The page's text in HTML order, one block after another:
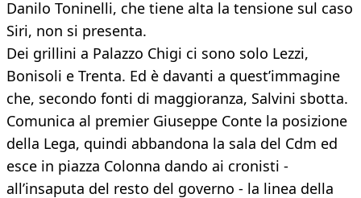
Danilo Toninelli, che tiene alta la tensione sul caso
Siri, non si presenta.
Dei grillini a Palazzo Chigi ci sono solo Lezzi,
Bonisoli e Trenta. Ed è davanti a quest’immagine
che, secondo fonti di maggioranza, Salvini sbotta.
Comunica al premier Giuseppe Conte la posizione
della Lega, quindi abbandona la sala del Cdm ed
esce in piazza Colonna dando ai cronisti -
all’insaputa del resto del governo - la linea della